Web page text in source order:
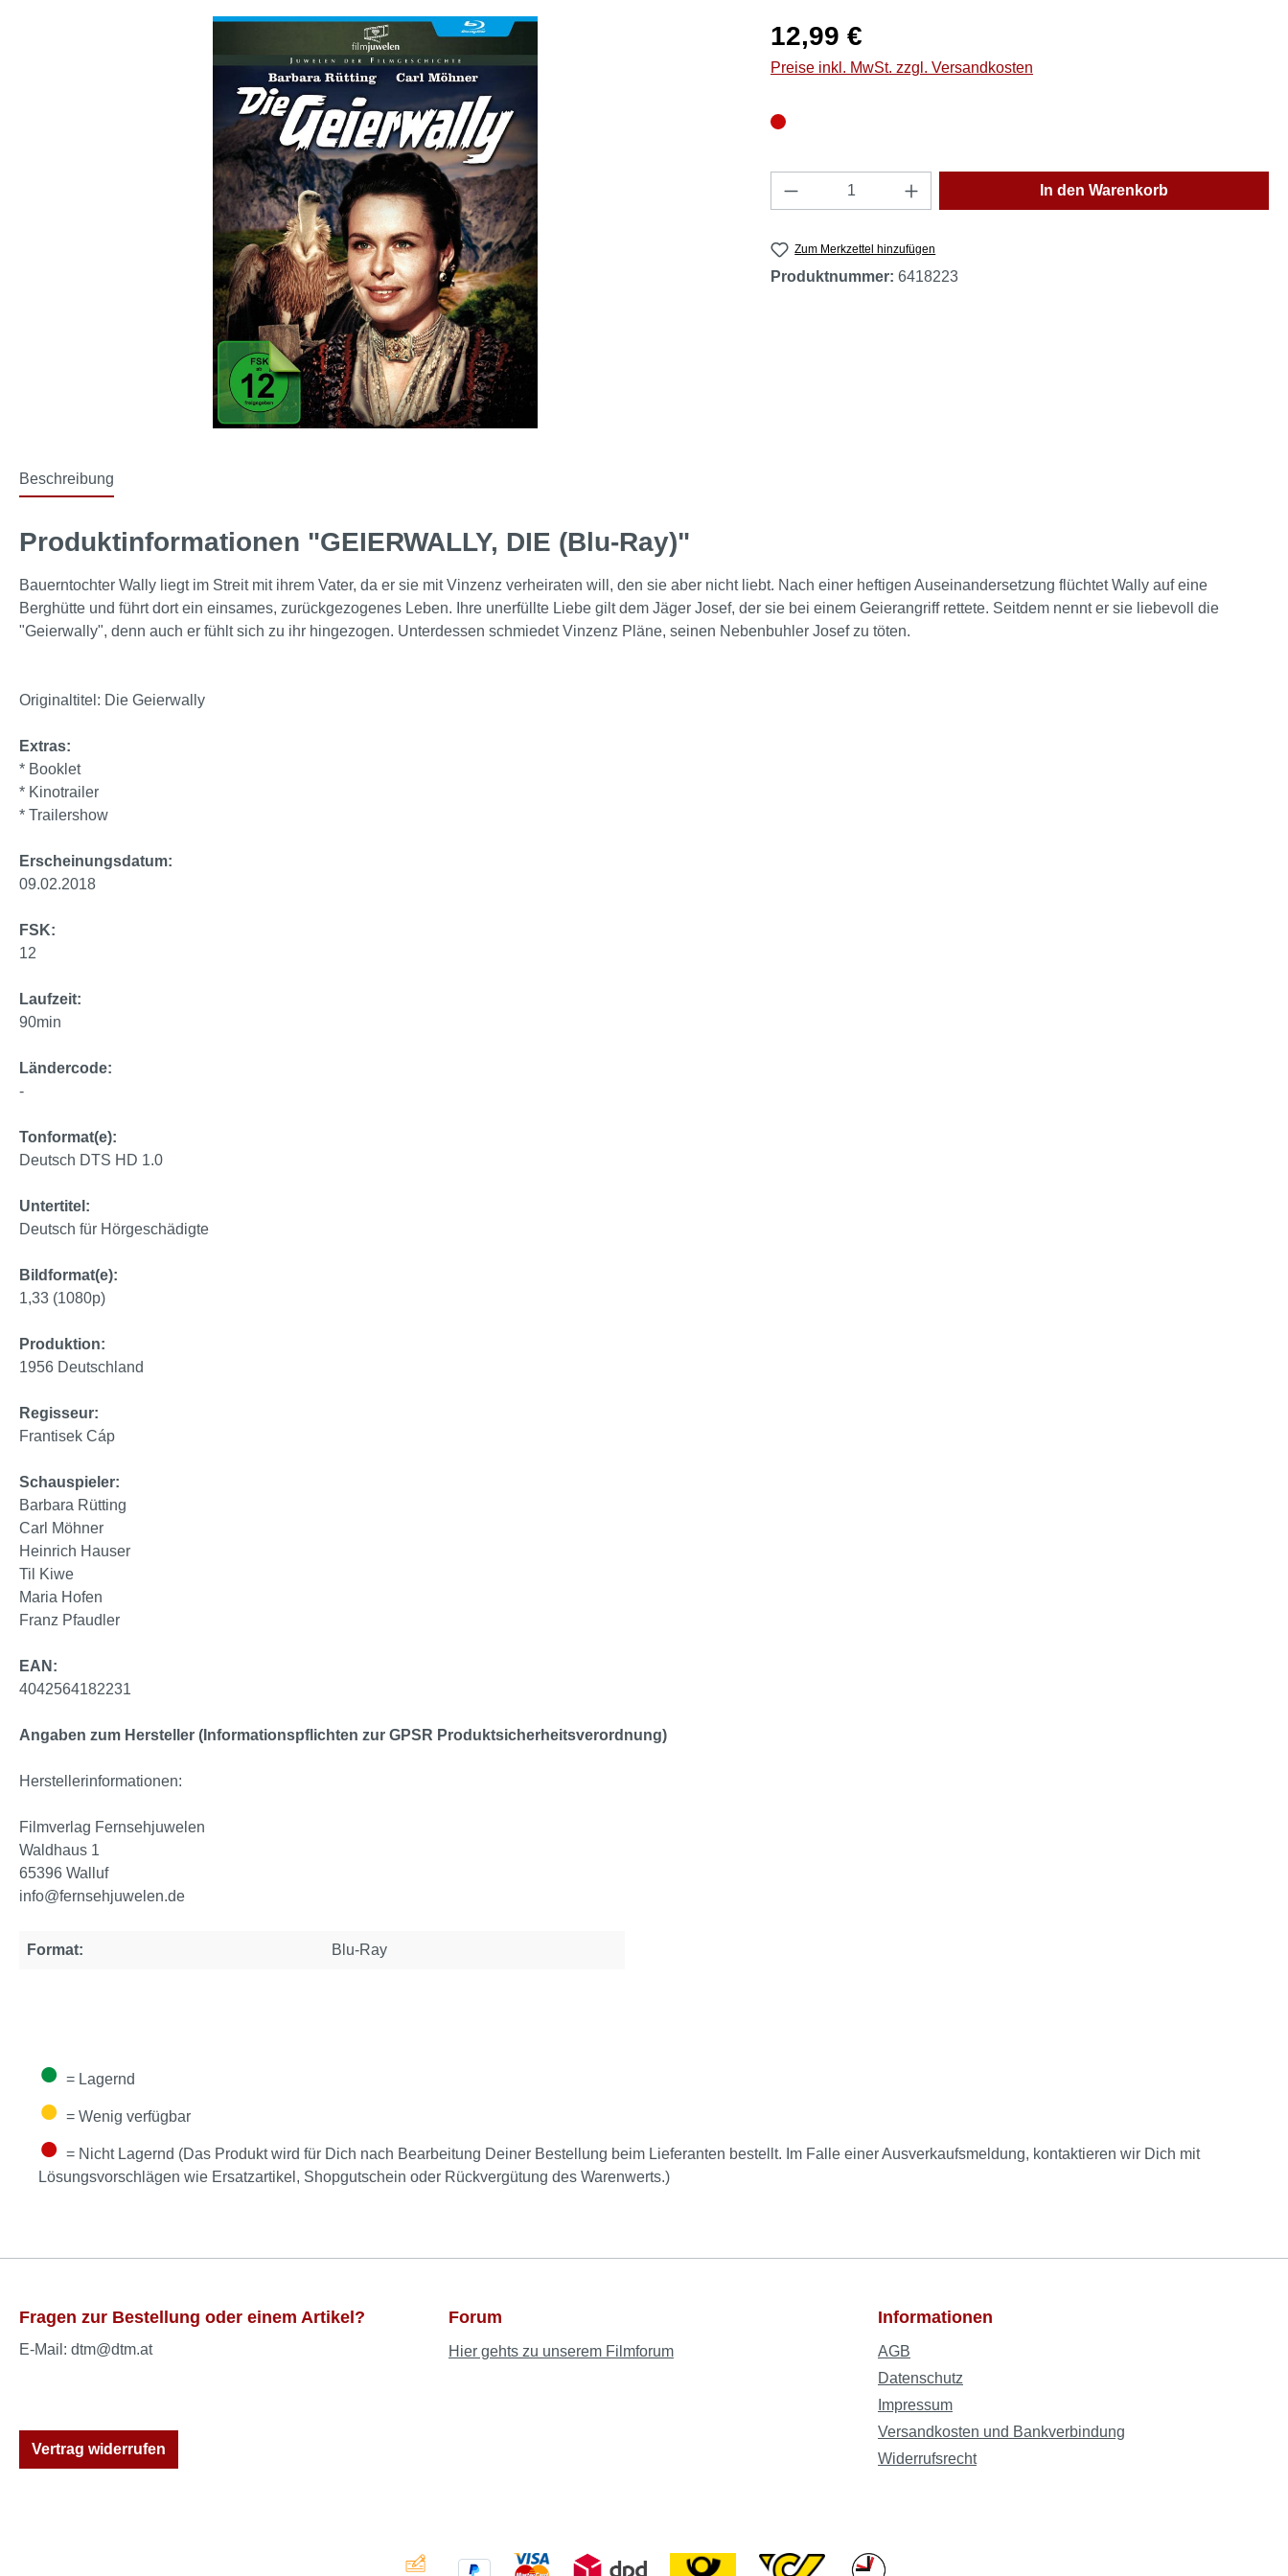
Regulärer Preis:
12,99 €
Preise inkl. MwSt. zzgl. Versandkosten
Produkt Anzahl: Gib den gewünschten Wert ein
In den Warenkorb
Zum Merkzettel hinzufügen
Produktnummer: 6418223
Beschreibung
Produktinformationen "GEIERWALLY, DIE (Blu-Ray)"
Bauerntochter Wally liegt im Streit mit ihrem Vater, da er sie mit Vinzenz verheiraten will, den sie aber nicht liebt. Nach einer heftigen Auseinandersetzung flüchtet Wally auf eine
Berghütte und führt dort ein einsames, zurückgezogenes Leben. Ihre unerfüllte Liebe gilt dem Jäger Josef, der sie bei einem Geierangriff rettete. Seitdem nennt er sie liebevoll die
"Geierwally", denn auch er fühlt sich zu ihr hingezogen. Unterdessen schmiedet Vinzenz Pläne, seinen Nebenbuhler Josef zu töten.
Originaltitel: Die Geierwally
Extras:
* Booklet
* Kinotrailer
* Trailershow
Erscheinungsdatum:
09.02.2018
FSK:
12
Laufzeit:
90min
Ländercode:
-
Tonformat(e):
Deutsch DTS HD 1.0
Untertitel:
Deutsch für Hörgeschädigte
Bildformat(e):
1,33 (1080p)
Produktion:
1956 Deutschland
Regisseur:
Frantisek Cáp
Schauspieler:
Barbara Rütting
Carl Möhner
Heinrich Hauser
Til Kiwe
Maria Hofen
Franz Pfaudler
EAN:
4042564182231
Angaben zum Hersteller (Informationspflichten zur GPSR Produktsicherheitsverordnung)
Herstellerinformationen:
Filmverlag Fernsehjuwelen
Waldhaus 1
65396 Walluf
info@fernsehjuwelen.de
Format: Blu-Ray
● = Lagernd
● = Wenig verfügbar
● = Nicht Lagernd (Das Produkt wird für Dich nach Bearbeitung Deiner Bestellung beim Lieferanten bestellt. Im Falle einer Ausverkaufsmeldung, kontaktieren wir Dich mit
Lösungsvorschlägen wie Ersatzartikel, Shopgutschein oder Rückvergütung des Warenwerts.)
Fragen zur Bestellung oder einem Artikel?
E-Mail: dtm@dtm.at
Vertrag widerrufen
Forum
Hier gehts zu unserem Filmforum
Informationen
AGB
Datenschutz
Impressum
Versandkosten und Bankverbindung
Widerrufsrecht